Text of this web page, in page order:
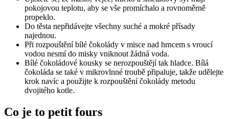
pokojovou teplotu, aby se vše promíchalo a rovnoměrně
propeklo.
Do těsta nepřidávejte všechny suché a mokré přísady
najednou.
Při rozpouštění bílé čokolády v misce nad hrncem s vroucí
vodou nesmí do misky vniknout žádná voda.
Bílé čokoládové kousky se nerozpouštějí tak hladce. Bílá
čokoláda se také v mikrovlnné troubě připaluje, takže udělejte
krok navíc a použijte k rozpouštění čokolády metodu
dvojitého kotle.
Co je to petit fours